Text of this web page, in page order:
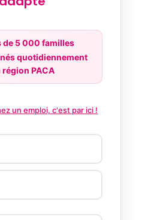
de 5 000 familles
quotidiennement
région PACA
un emploi, c'est par ici !